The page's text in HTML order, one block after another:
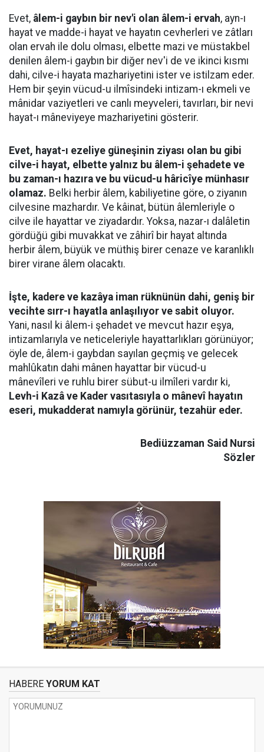
Evet, âlem-i gaybın bir nev'i olan âlem-i ervah, ayn-ı
hayat ve madde-i hayat ve hayatın cevherleri ve zâtları
olan ervah ile dolu olması, elbette mazi ve müstakbel
denilen âlem-i gaybın bir diğer nev'i de ve ikinci kısmı
dahi, cilve-i hayata mazhariyetini ister ve istilzam eder.
Hem bir şeyin vücud-u ilmîsindeki intizam-ı ekmeli ve
mânidar vaziyetleri ve canlı meyveleri, tavırları, bir nevi
hayat-ı mâneviyeye mazhariyetini gösterir.
Evet, hayat-ı ezeliye güneşinin ziyası olan bu gibi
cilve-i hayat, elbette yalnız bu âlem-i şehadete ve
bu zaman-ı hazıra ve bu vücud-u hâricîye münhasır
olamaz. Belki herbir âlem, kabiliyetine göre, o ziyanın
cilvesine mazhardır. Ve kâinat, bütün âlemleriyle o
cilve ile hayattar ve ziyadardır. Yoksa, nazar-ı dalâletin
gördüğü gibi muvakkat ve zâhirî bir hayat altında
herbir âlem, büyük ve müthiş birer cenaze ve karanlıklı
birer virane âlem olacaktı.
İşte, kadere ve kazâya iman rüknünün dahi, geniş bir
vecihte sırr-ı hayatla anlaşılıyor ve sabit oluyor.
Yani, nasıl ki âlem-i şehadet ve mevcut hazır eşya,
intizamlarıyla ve neticeleriyle hayattarlıkları görünüyor;
öyle de, âlem-i gaybdan sayılan geçmiş ve gelecek
mahlûkatın dahi mânen hayattar bir vücud-u
mânevîleri ve ruhlu birer sübut-u ilmîleri vardır ki,
Levh-i Kazâ ve Kader vasıtasıyla o mânevî hayatın
eseri, mukadderat namıyla görünür, tezahür eder.
Bediüzzaman Said Nursi
Sözler
HABERE YORUM KAT